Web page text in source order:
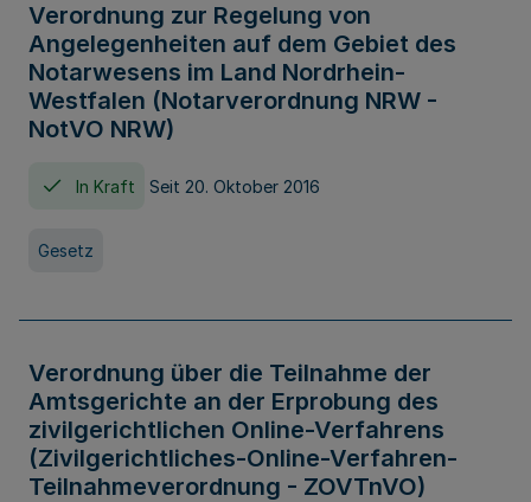
Verordnung zur Regelung von
Angelegenheiten auf dem Gebiet des
Notarwesens im Land Nordrhein-
Westfalen (Notarverordnung NRW -
NotVO NRW)
In Kraft Seit 20. Oktober 2016
Gesetz
Verordnung über die Teilnahme der
Amtsgerichte an der Erprobung des
zivilgerichtlichen Online-Verfahrens
(Zivilgerichtliches-Online-Verfahren-
Teilnahmeverordnung - ZOVTnVO)